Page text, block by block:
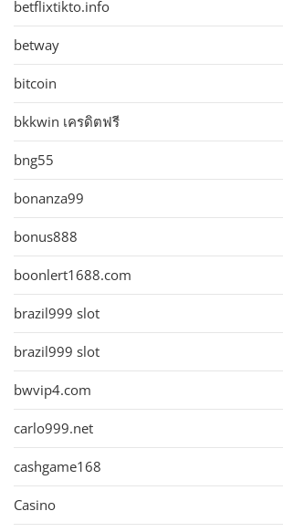
betflixtikto.info
betway
bitcoin
bkkwin เครดิตฟรี
bng55
bonanza99
bonus888
boonlert1688.com
brazil999 slot
brazil999 slot
bwvip4.com
carlo999.net
cashgame168
Casino